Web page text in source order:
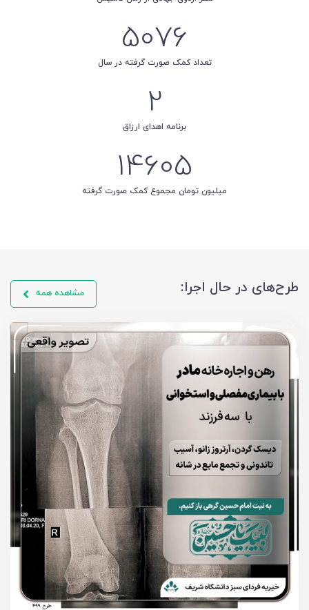
5076
تعداد کمک صورت گرفته در سال
2
برنامه اهدای ارزاق
14605
میلیون تومان مجموع کمک صورت گرفته
طرح‌های در حال اجرا: مشاهده همه